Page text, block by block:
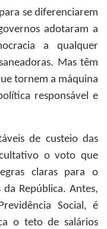
se diferenciarem
adotaram a
a qualquer
Mas têm
tornem a máquina
responsável e
de custeio das
o voto que
claras para o
República. Antes,
Social, é
o teto de salários